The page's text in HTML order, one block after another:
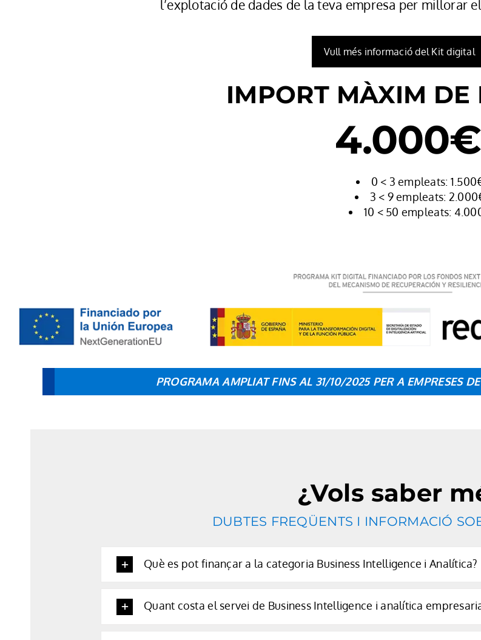
l’explotació de dades de la teva empresa per millorar
Vull més informació del Kit digital
IMPORT MÀXIM DE
4.000€
0 < 3 empleats:
3 < 9 empleats:
10 < 50 empleats:
PROGRAMA AMPLIAT FINS AL 31/10/2025 PER A EMPRESES
¿Vols saber
DUBTES FREQÜENTS I INFORMACIÓ
Què es pot finançar a la categoria Business Intelligence i Analítica?
Quant costa el servei de Business Intelligence i analítica